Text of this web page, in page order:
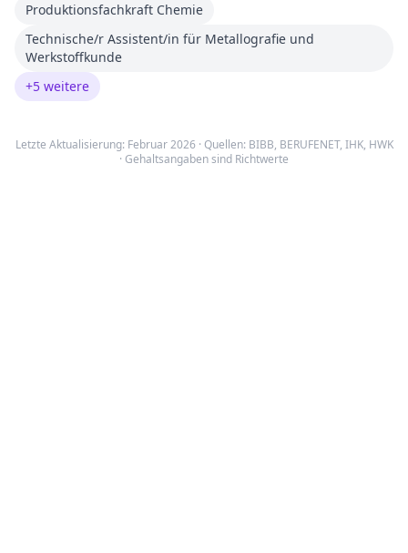
Produktionsfachkraft Chemie
Technische/r Assistent/in für Metallografie und
Werkstoffkunde
+5 weitere
Letzte Aktualisierung: Februar 2026 · Quellen: BIBB, BERUFENET, IHK, HWK
· Gehaltsangaben sind Richtwerte